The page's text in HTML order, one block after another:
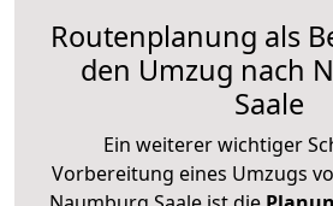
Routenplanung als
den Umzug nach
Saale
Ein weiterer wichtiger
Vorbereitung eines Umzugs